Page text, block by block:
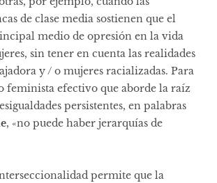
de clase media sostienen que el
medio de opresión en la vida
sin tener en cuenta las realidades
y / o mujeres racializadas. Para
feminista efectivo que aborde la raíz
persistentes, en palabras
, «no puede haber jerarquías de
permite que la